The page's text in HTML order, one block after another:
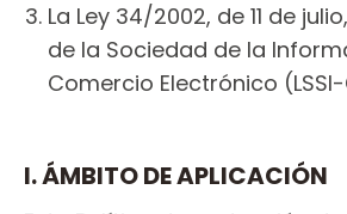
La Ley 34/2002, de 11 de
de la Sociedad de la
Comercio Electrónico (LSSI-
I. ÁMBITO DE APLICACIÓN